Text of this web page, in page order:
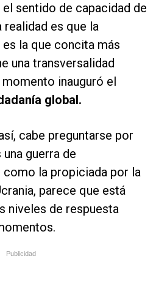
sentido de capacidad de
es que la
es la que concita más
una transversalidad
momento inauguró el
global.
cabe preguntarse por
guerra de
la propiciada por la
parece que está
niveles de respuesta
Publicidad